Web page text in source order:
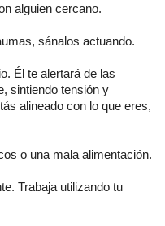
alguien cercano.
sánalos actuando.
Él te alertará de las
sintiendo tensión y
alineado con lo que eres,
o una mala alimentación.
Trabaja utilizando tu